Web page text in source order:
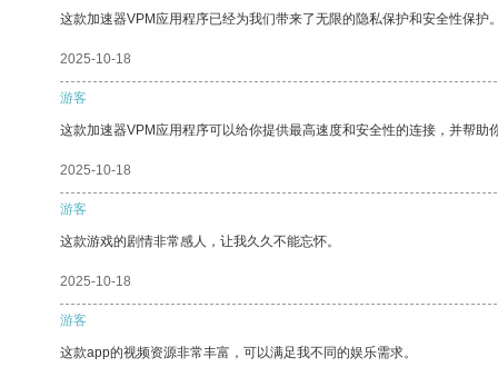
这款加速器VPM应用程序已经为我们带来了无限的隐私保护和安全性保护
2025-10-18
游客
这款加速器VPM应用程序可以给你提供最高速度和安全性的连接，并帮助
2025-10-18
游客
这款游戏的剧情非常感人，让我久久不能忘怀。
2025-10-18
游客
这款app的视频资源非常丰富，可以满足我不同的娱乐需求。